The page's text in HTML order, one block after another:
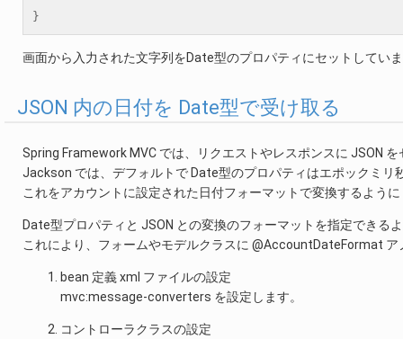
}
画面から入力された文字列をDate型のプロパティにセットしてい
JSON 内の日付を Date型で受け取る
Spring Framework MVC では、リクエストやレスポンスに JSON
Jackson では、デフォルトで Date型のプロパティはエポックミリ
これをアカウントに設定された日付フォーマットで変換するよう
Date型プロパティと JSON との変換のフォーマットを指定できる
これにより、フォームやモデルクラスに @AccountDateFormat
bean 定義 xml ファイルの設定
mvc:message-converters を設定します。
コントローラクラスの設定